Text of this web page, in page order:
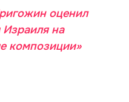
оценил
Израиля на
композиции»